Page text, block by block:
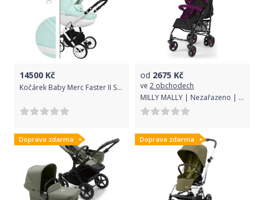
14500 Kč
Kočárek Baby Merc Faster II Style 2019 trojkombinace bílý rám s autosedačkou FII/6C
od 2675 Kč
ve 2 obchodech
MILLY MALLY | Nezařazeno | Golfový Kočárek Milly Mally ROYAL green | Zelená |
Doprava zdarma Doprava zdarma